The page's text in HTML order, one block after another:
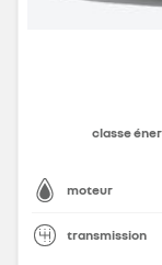
classe
moteur
transmission